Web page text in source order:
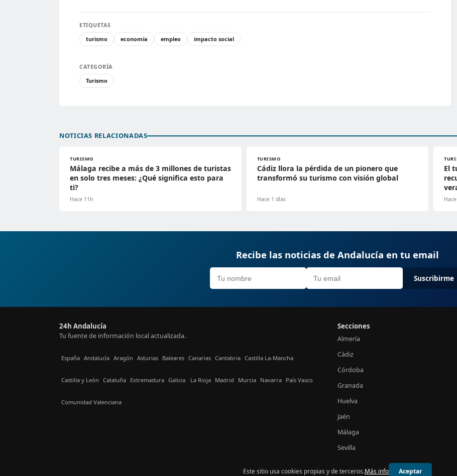
ETIQUETAS
turismo
economía empleo impacto social
CATEGORÍA
Turismo
NOTICIAS RELACIONADAS
TURISMO
Málaga recibe a más de 3 millones de turistas
en solo tres meses: ¿Qué significa esto para
ti?
Hace 11h
TURISMO
Cádiz llora la pérdida de un pionero que
transformó su turismo con visión global
Hace 1 días
El
Recibe las noticias de Andalucía en tu email
Suscribirme
24h Andalucía
Tu fuente de información local actualizada.
España Andalucía Aragón Asturias Baleares Canarias Cantabria Castilla La-Mancha
Castilla y León Cataluña Extremadura Galicia La Rioja Madrid Murcia Navarra País Vasco
Comunidad Valenciana
Secciones
Almería
Cádiz
Córdoba
Granada
Huelva
Jaén
Málaga
Sevilla
Este sitio usa cookies propias y de terceros.Más info Aceptar